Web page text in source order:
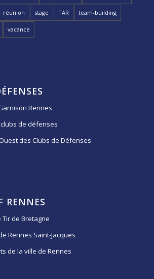
réunion stage TAR team-building
vacance
Rennes
de défenses
des Clubs de Défenses
RENNES
de Bretagne
Rennes Saint-Jacques
de la ville de Rennes